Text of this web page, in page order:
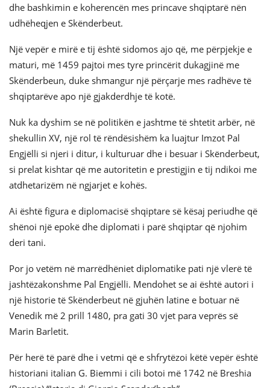
dhe bashkimin e koherencën mes princave shqiptarë nën
udhëheqjen e Skënderbeut.
Një vepër e mirë e tij është sidomos ajo që, me përpjekje e
maturi, më 1459 pajtoi mes tyre princërit dukagjinë me
Skënderbeun, duke shmangur një përçarje mes radhëve të
shqiptarëve apo një gjakderdhje të kotë.
Nuk ka dyshim se në politikën e jashtme të shtetit arbër, në
shekullin XV, një rol të rëndësishëm ka luajtur Imzot Pal
Engjëlli si njeri i ditur, i kulturuar dhe i besuar i Skënderbeut,
si prelat kishtar që me autoritetin e prestigjin e tij ndikoi me
atdhetarizëm në ngjarjet e kohës.
Ai është figura e diplomacisë shqiptare së kësaj periudhe që
shënoi një epokë dhe diplomati i parë shqiptar që njohim
deri tani.
Por jo vetëm në marrëdhëniet diplomatike pati një vlerë të
jashtëzakonshme Pal Engjëlli. Mendohet se ai është autori i
një historie të Skënderbeut në gjuhën latine e botuar në
Venedik më 2 prill 1480, pra gati 30 vjet para veprës së
Marin Barletit.
Për herë të parë dhe i vetmi që e shfrytëzoi këtë vepër është
historiani italian G. Biemmi i cili botoi më 1742 në Breshia